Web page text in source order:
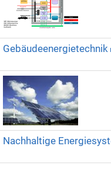
Gebäudeenergietechnik
Nachhaltige